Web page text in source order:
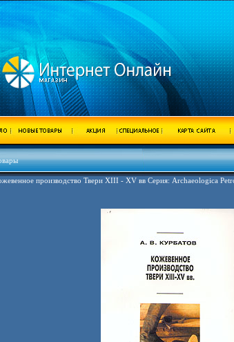
производство Твери XIII - XV вв Серия: Archaeologica